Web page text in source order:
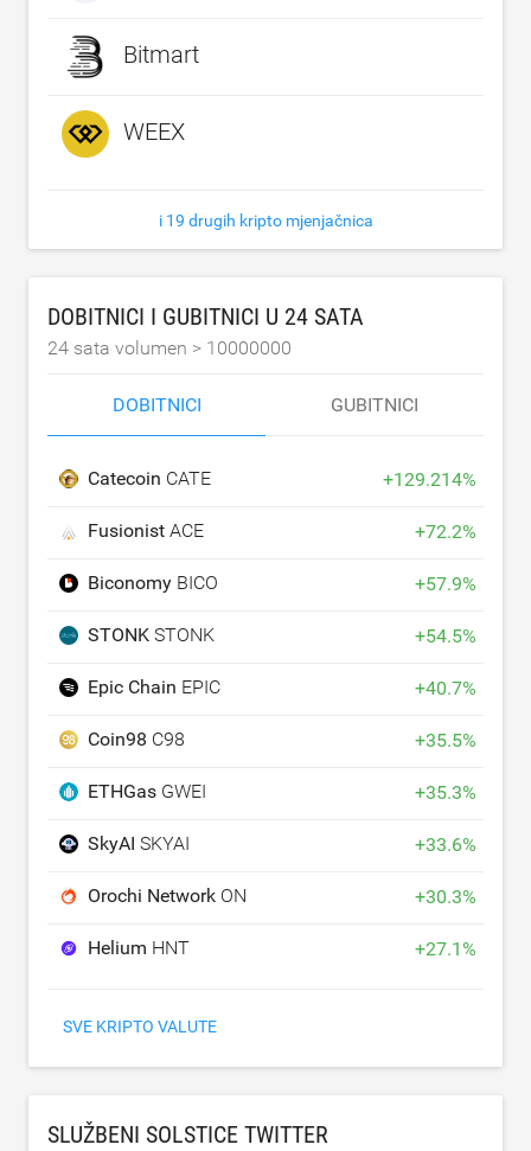
Bitmart
WEEX
i 19 drugih kripto mjenjačnica
DOBITNICI I GUBITNICI U 24 SATA
24 sata volumen > 10000000
DOBITNICI GUBITNICI
Catecoin CATE +129.214%
Fusionist ACE +72.2%
Biconomy BICO +57.9%
STONK STONK +54.5%
Epic Chain EPIC +40.7%
Coin98 C98 +35.5%
ETHGas GWEI +35.3%
SkyAI SKYAI +33.6%
Orochi Network ON +30.3%
Helium HNT +27.1%
SVE KRIPTO VALUTE
SLUŽBENI SOLSTICE TWITTER